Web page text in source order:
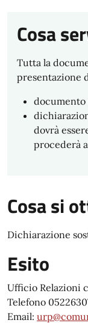
Cosa
Tutta la
presentazione
dovrà
procederà
Cosa si
Dichiarazione
Esito
Ufficio Relazioni
Telefono
Email: